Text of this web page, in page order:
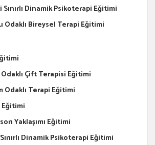
Dinamik Psikoterapi Eğitimi
Bireysel Terapi Eğitimi
Çift Terapisi Eğitimi
Odaklı Terapi Eğitimi
Eğitimi
Yaklaşımı Eğitimi
Dinamik Psikoterapi Eğitimi